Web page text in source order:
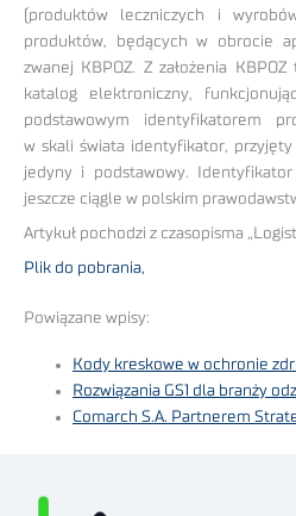
(produktów leczniczych i
produktów, będących w obrocie
zwanej KBPOZ. Z założenia
katalog elektroniczny,
podstawowym identyfikatorem
w skali świata identyfikator, przyjęty
jedyny i podstawowy.
jeszcze ciągle w polskim
Artykuł pochodzi z czasopisma
Plik do pobrania,
Powiązane wpisy:
Kody kreskowe w ochronie
Rozwiązania GS1 dla branży
Comarch S.A. Partnerem